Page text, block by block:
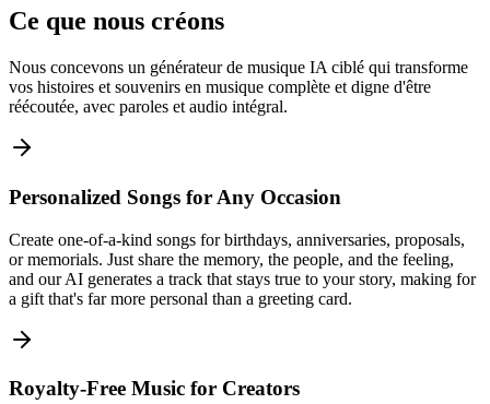
Ce que nous créons
Nous concevons un générateur de musique IA ciblé qui transforme
vos histoires et souvenirs en musique complète et digne d'être
réécoutée, avec paroles et audio intégral.
Personalized Songs for Any Occasion
Create one-of-a-kind songs for birthdays, anniversaries, proposals,
or memorials. Just share the memory, the people, and the feeling,
and our AI generates a track that stays true to your story, making for
a gift that's far more personal than a greeting card.
Royalty-Free Music for Creators